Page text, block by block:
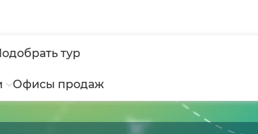
тур
Офисы продаж